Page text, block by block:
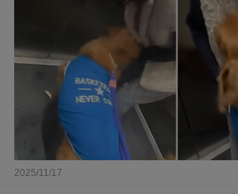
2025/11/17